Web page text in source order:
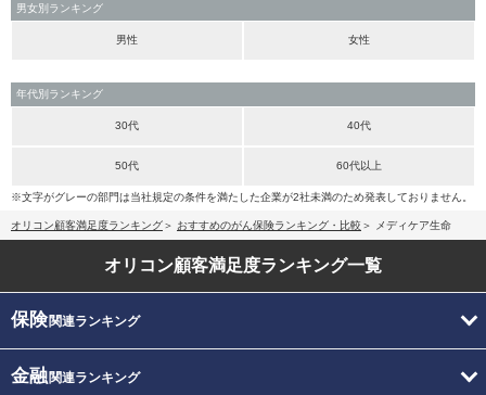
男女別ランキング
男性 女性
年代別ランキング
30代 40代
50代 60代以上
※文字がグレーの部門は当社規定の条件を満たした企業が2社未満のため発表しておりません。
オリコン顧客満足度ランキング おすすめのがん保険ランキング・比較 メディケア生命
オリコン顧客満足度ランキング一覧
保険関連ランキング
金融関連ランキング